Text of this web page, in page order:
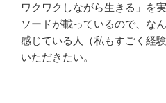
ワクワクしながら生きる」を
ソードが載っているので、な
感じている人（私もすごく経
いただきたい。